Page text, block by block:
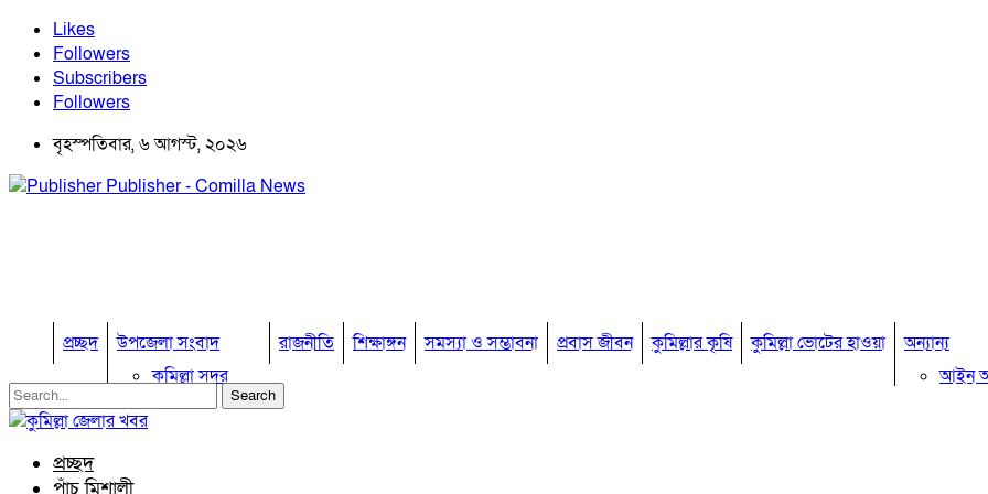
Likes
Followers
Subscribers
Followers
বৃহস্পতিবার, ৬ আগস্ট, ২০২৬
Publisher - Comilla News
প্রচ্ছদ
উপজেলা সংবাদ
কুমিল্লা সদর
কুমিল্লা সদর দক্ষিণ
রাজনীতি শিক্ষাঙ্গন সমস্যা ও সম্ভাবনা প্রবাস জীবন কুমিল্লার কৃষি কুমিল্লা ভোটের হাওয়া
অন্যান্য
আইন
প্রচ্ছদ